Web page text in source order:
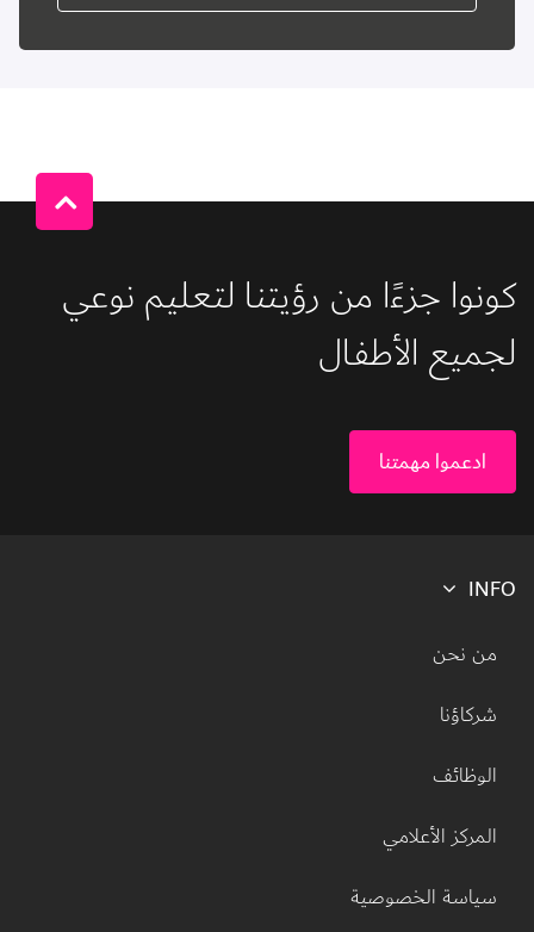
كونوا جزءًا من رؤيتنا لتعليم نوعي
لجميع الأطفال
ادعموا مهمتنا
INFO
Footer menu
من نحن
شركاؤنا
الوظائف
المركز الأعلامي
سياسة الخصوصية